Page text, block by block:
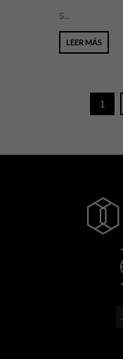
S...
LEER MÁS
1